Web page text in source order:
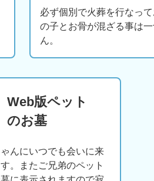
必ず個別で火葬を行なっ
の子とお骨が混ざる事は
ん。
Web版ペット
のお墓
んにいつでも会いに来
。またご兄弟のペット